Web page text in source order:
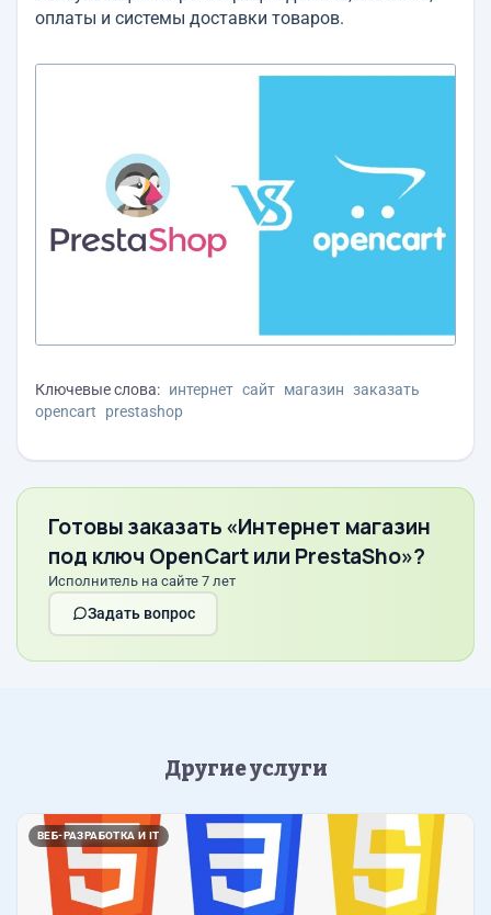
оплаты и системы доставки товаров.
Ключевые слова: интернет сайт магазин заказать
opencart
prestashop
Готовы заказать «Интернет магазин
под ключ OpenCart или PrestaSho»?
Исполнитель на сайте 7 лет
Задать вопрос
Другие услуги
ВЕБ-РАЗРАБОТКА И IT